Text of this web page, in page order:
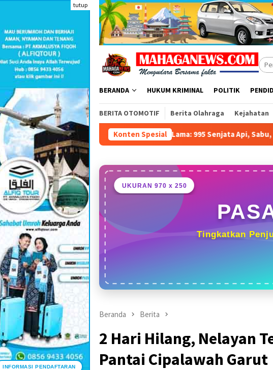
Loncat
konten
tutup
INFORMASI PENDAFTARAN
BERANDA HUKUM KRIMINAL POLITIK
BERITA OTOMOTIF Berita Olahraga Kejahatan
Konten Spesial
Harapan Ibu Kebayoran Lama: 995 Senjata Api, Sabu, dan VCD Porno
UKURAN 970 x 250
Tingkatkan
Beranda Berita
2 Hari Hilang, Nelayan
Pantai Cipalawah Garut